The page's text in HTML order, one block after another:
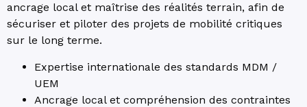
ancrage local et maîtrise des réalités terrain, afin de
sécuriser et piloter des projets de mobilité critiques
sur le long terme.
Expertise internationale des standards MDM /
UEM
Ancrage local et compréhension des contraintes